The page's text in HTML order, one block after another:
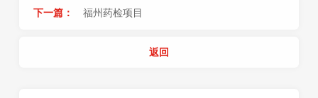
下一篇： 福州药检项目
返回